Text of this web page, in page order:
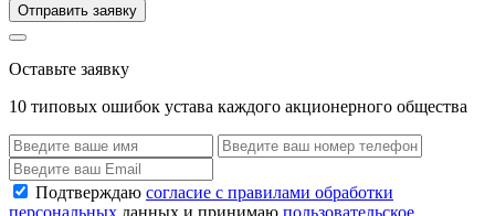
Отправить заявку
Оставьте заявку
10 типовых ошибок устава каждого акционерного общества
Подтверждаю согласие с правилами обработки